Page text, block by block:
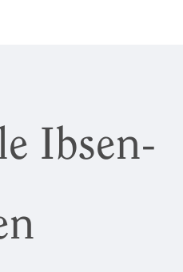
Ibsen-